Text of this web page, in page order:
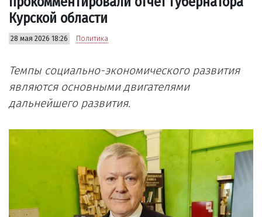
Курской области
28 мая 2026 18:26 Политика
Темпы социально-экономического развития
являются основными двигателями
дальнейшего развития.